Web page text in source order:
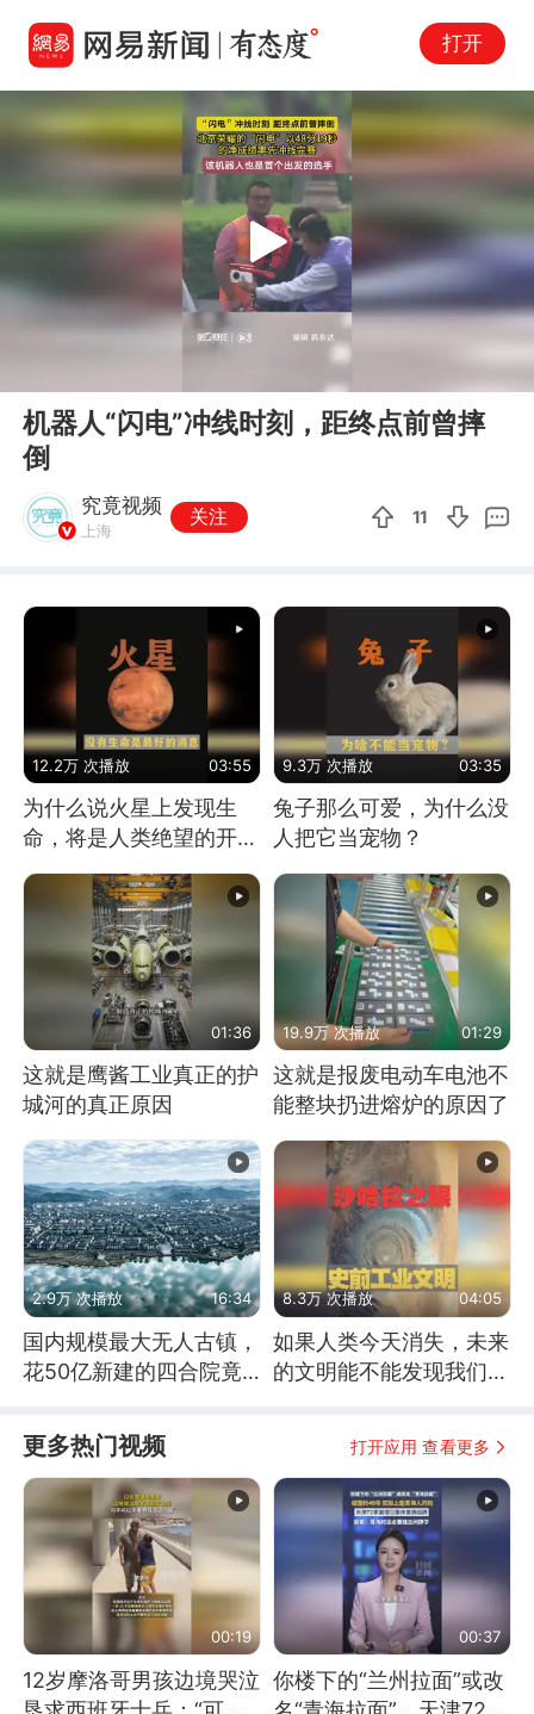
打开
Play
机器人“闪电”冲线时刻，距终点前曾摔
倒
究竟视频
上海
关注 11
12.2万 次播放 03:55
为什么说火星上发现生
命，将是人类绝望的开
始？
9.3万 次播放 03:35
兔子那么可爱，为什么没
人把它当宠物？
01:36
这就是鹰酱工业真正的护
城河的真正原因
19.9万 次播放 01:29
这就是报废电动车电池不
能整块扔进熔炉的原因了
2.9万 次播放 16:34
国内规模最大无人古镇，
花50亿新建的四合院竟
8.3万 次播放 04:05
如果人类今天消失，未来
的文明能不能发现我们存
更多热门视频 打开应用 查看更多
00:19
12岁摩洛哥男孩边境哭泣
00:37
你楼下的“兰州拉面”或改